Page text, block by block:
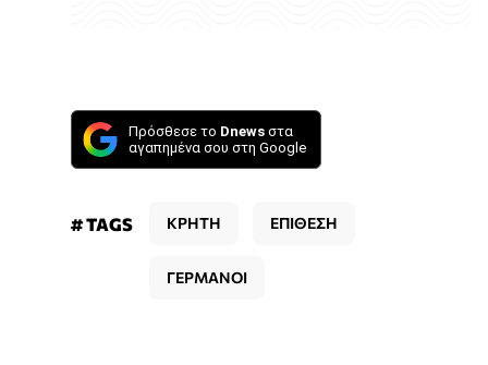
Πρόσθεσε το Dnews στα
αγαπημένα σου στη Google
# TAGS ΚΡΗΤΗ ΕΠΙΘΕΣΗ
ΓΕΡΜΑΝΟΙ